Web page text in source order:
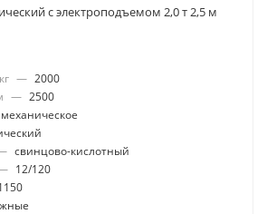
с электроподъемом 2,0 т 2,5 м
— 2000
— 2500
механическое
свинцово-кислотный
12/120